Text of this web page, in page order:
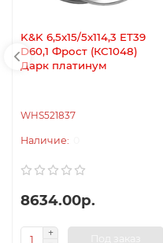
K&K 6,5x15/5x114,3 ET39
D60,1 Фрост (КС1048)
Дарк платинум
WHS521837
8634.00р.